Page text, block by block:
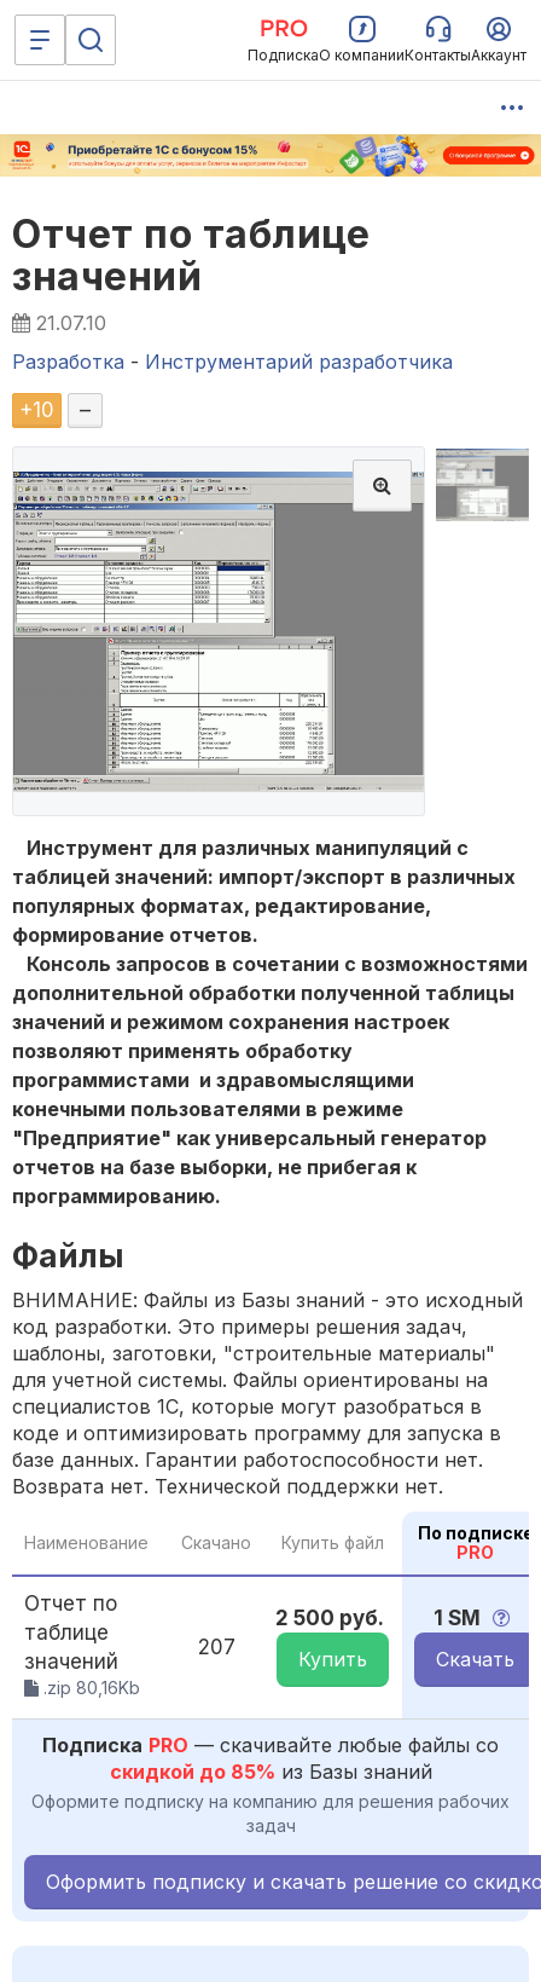
ПодпискаО компанииКонтактыАккаунт
Отчет по таблице
значений
21.07.10
Разработка - Инструментарий разработчика
+10 –
Инструмент для различных манипуляций с
таблицей значений: импорт/экспорт в различных
популярных форматах, редактирование,
формирование отчетов.
Консоль запросов в сочетании с возможностями
дополнительной обработки полученной таблицы
значений и режимом сохранения настроек
позволяют применять обработку
программистами и здравомыслящими
конечными пользователями в режиме
"Предприятие" как универсальный генератор
отчетов на базе выборки, не прибегая к
программированию.
Файлы
ВНИМАНИЕ: Файлы из Базы знаний - это исходный
код разработки. Это примеры решения задач,
шаблоны, заготовки, "строительные материалы"
для учетной системы. Файлы ориентированы на
специалистов 1С, которые могут разобраться в
коде и оптимизировать программу для запуска в
базе данных. Гарантии работоспособности нет.
Возврата нет. Технической поддержки нет.
Наименование Скачано Купить файл
По подписке
PRO
Отчет по
таблице
значений
.zip 80,16Kb
207
2 500 руб.
Купить
1 SM
Скачать
Подписка PRO — скачивайте любые файлы со
скидкой до 85% из Базы знаний
Оформите подписку на компанию для решения рабочих
задач
Оформить подписку и скачать решение со